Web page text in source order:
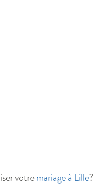
votre mariage à Lille?